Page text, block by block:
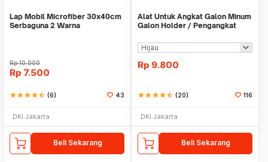
Lap Mobil Microfiber 30x40cm
Serbaguna 2 Warna
Rp10.000
Rp 7.500
starstarstarstarstar_half (6) 43
DKI Jakarta
Beli Sekarang
Alat Untuk Angkat Galon Minum
Galon Holder / Pengangkat
Rp 9.800
starstarstarstarstar_half (20) 116
DKI Jakarta
Beli Sekarang